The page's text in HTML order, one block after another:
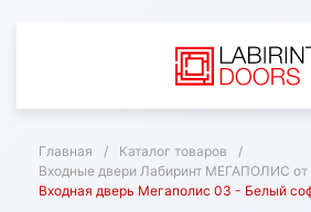
Главная / Каталог товаров
/
Входные двери Лабиринт МЕГАПОЛИС от
Входная дверь Мегаполис 03 - Белый